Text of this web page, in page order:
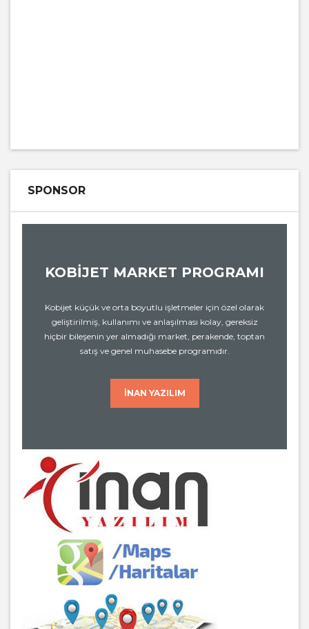
SPONSOR
KOBİJET MARKET PROGRAMI
Kobijet küçük ve orta boyutlu işletmeler için özel olarak
geliştirilmiş, kullanımı ve anlaşılması kolay, gereksiz
hiçbir bileşenin yer almadığı market, perakende, toptan
satış ve genel muhasebe programıdır.
İNAN YAZILIM